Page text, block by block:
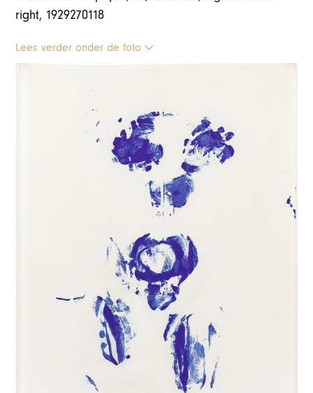
right, 1929270118
Lees verder onder de foto